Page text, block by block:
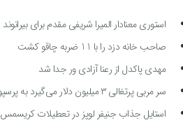
استوری معنادار المیرا شریفی مقدم برای بیرانوند
صاحب خانه دزد را با 11 ضربه چاقو کشت
مهدی پاکدل از رعنا آزادی ور جدا شد
سر مربی پرتغالی ۳ میلیون دلار می‌گیرد به پرسپولیس می‌آید
استایل جذاب جنیفر لوپز در تعطیلات کریسمس